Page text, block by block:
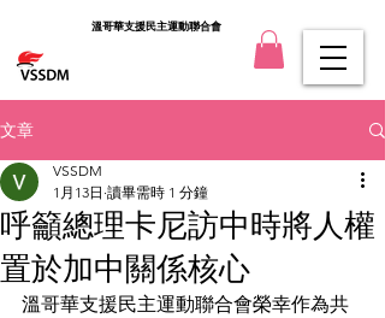
溫哥華支援民主運動聯合會
文章
呼籲總理卡尼訪中時將人權
置於加中關係核心
VSSDM
1月13日 讀畢需時 1 分鐘
溫哥華支援民主運動聯合會榮幸作為共